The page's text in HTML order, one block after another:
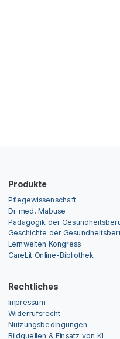
Produkte
Pflegewissenschaft
Dr. med. Mabuse
Pädagogik der
Geschichte der
Lernwelten Kongress
CareLit Online-Bibliothek
Rechtliches
Impressum
Widerrufsrecht
Nutzungsbedingungen
Bildquellen & Einsatz von KI